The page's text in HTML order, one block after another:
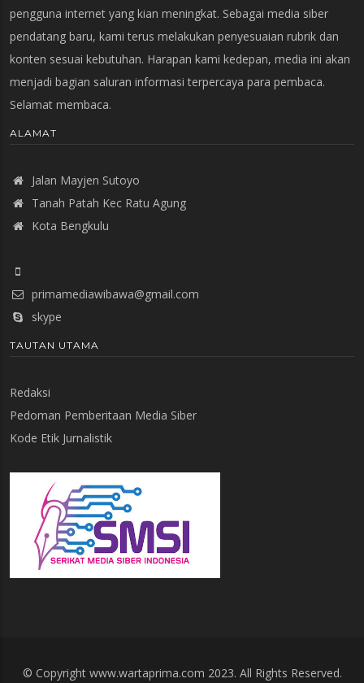
pengguna internet yang kian meningkat. Sebagai media siber
pendatang baru, kami terus melakukan penyesuaian rubrik dan
konten sesuai kebutuhan. Harapan kami kedepan, media ini akan
menjadi bagian saluran informasi terpercaya para pembaca.
Selamat membaca.
ALAMAT
Jalan Mayjen Sutoyo
Tanah Patah Kec Ratu Agung
Kota Bengkulu
primamediawibawa@gmail.com
skype
TAUTAN UTAMA
Redaksi
Pedoman Pemberitaan Media Siber
Kode Etik Jurnalistik
© Copyright www.wartaprima.com 2023. All Rights Reserved.